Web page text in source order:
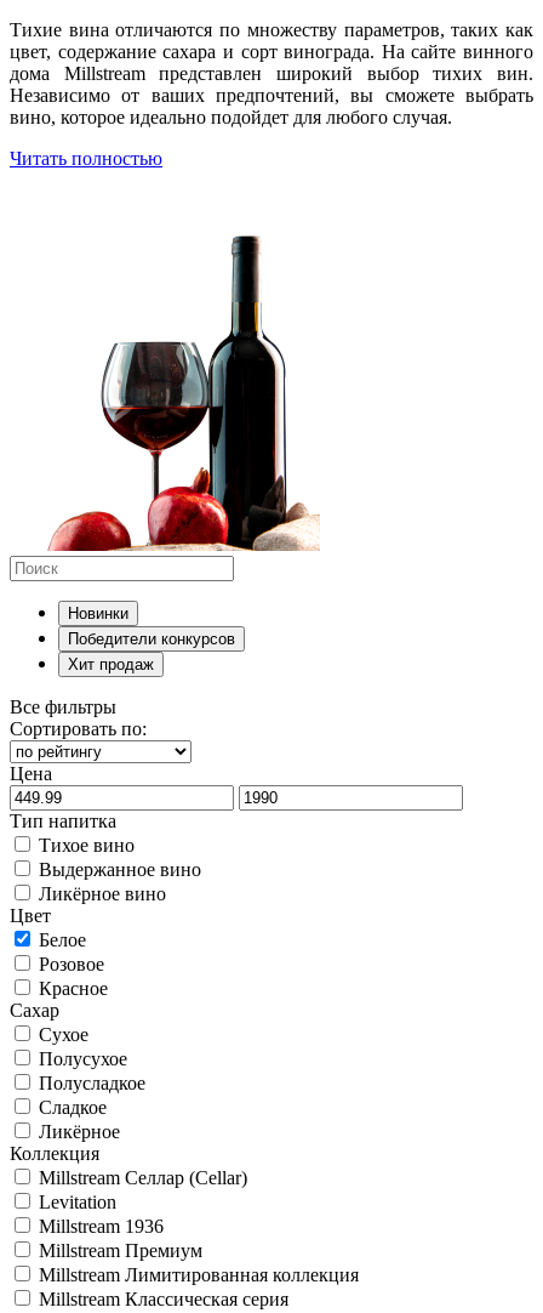
Тихие вина отличаются по множеству параметров, таких как
цвет, содержание сахара и сорт винограда. На сайте винного
дома Millstream представлен широкий выбор тихих вин.
Независимо от ваших предпочтений, вы сможете выбрать
вино, которое идеально подойдет для любого случая.
Читать полностью
Новинки
Победители конкурсов
Хит продаж
Все фильтры
Сортировать по:
Цена
Тип напитка
Тихое вино
Выдержанное вино
Ликёрное вино
Цвет
Белое
Розовое
Красное
Сахар
Сухое
Полусухое
Полусладкое
Сладкое
Ликёрное
Коллекция
Millstream Селлар (Cellar)
Levitation
Millstream 1936
Millstream Премиум
Millstream Лимитированная коллекция
Millstream Классическая серия